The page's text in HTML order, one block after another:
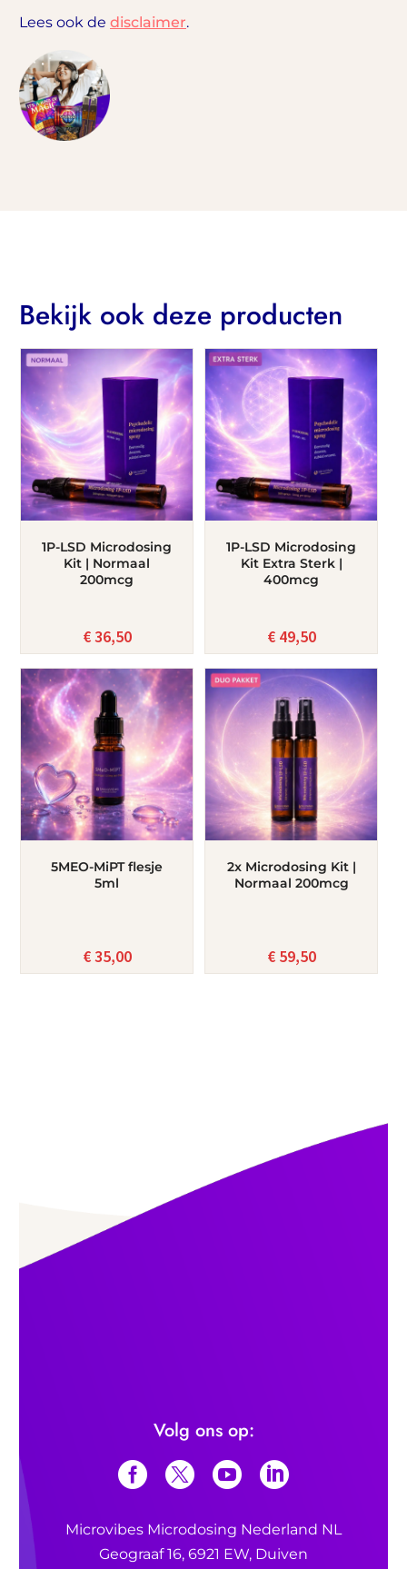
Lees ook de disclaimer.
Bekijk ook deze producten
1P-LSD Microdosing
Kit | Normaal
200mcg
€36,50
1P-LSD Microdosing
Kit Extra Sterk |
400mcg
€49,50
5MEO-MiPT flesje
5ml
€35,00
2x Microdosing Kit |
Normaal 200mcg
€59,50
Volg ons op:
Microvibes Microdosing Nederland NL
Geograaf 16, 6921 EW, Duiven